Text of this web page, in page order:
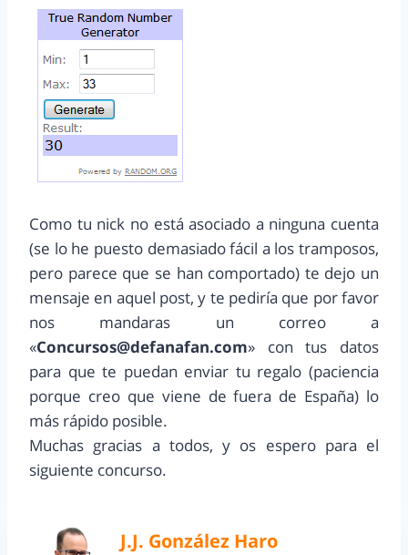
Como tu nick no está asociado a ninguna cuenta
(se lo he puesto demasiado fácil a los tramposos,
pero parece que se han comportado) te dejo un
mensaje en aquel post, y te pediría que por favor
nos mandaras un correo a
«Concursos@defanafan.com» con tus datos
para que te puedan enviar tu regalo (paciencia
porque creo que viene de fuera de España) lo
más rápido posible.
Muchas gracias a todos, y os espero para el
siguiente concurso.
J.J. González Haro